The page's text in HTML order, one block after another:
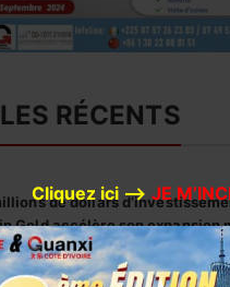
RÉCENTS
de dollars
Gold accélère son expansion
Cliquez ici –> JE